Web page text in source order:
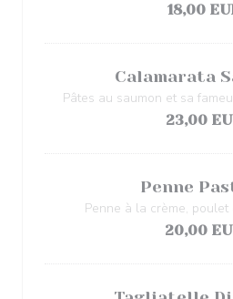
18,00
Calamarata
Pâtes au saumon et sa
23,00
Penne
Penne à la crème,
20,00